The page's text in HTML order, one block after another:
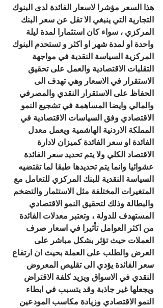
هذا السعر مؤشرا لاسعار الفائدة لدى البنوك
التجارية التي ينبغي الا تقل عن سعر البنك
المركزي ، سواء كان استثمارا لمدة ليلة
واحدة او لمدة شهر او اكثر و تستحدم البنوك
المركزية السياسة النقدية في مواجهة
التقلبات الاقتصادية والعمل على تحقيق
الاستقرار في الاسعار وهي تهدف الى
الحفاظ على الاستقرار النقدي والمصرفي
والمالي وايضا المساهمة في تشجيع النمو
الاقتصادي وفق السياسات الاقتصادية في
المملكة الاردنية الهاشمية ويعمل معدل
الفائدة او سعر الفائدة كميزان لادارة
الاقتصاد الكلي ولا يتم تحديد سعر الفائدة
عشوائيا وانما يتم تحديدها طبقا لما تقتضيه
السياسة النقدية للبنك المركزي للتعامل مع
المتغيرات المختلفة مثل الاستثمار والتضخم
والبطالة وذلك لتحقيق النمو الاقتصادي
المستهدف للدولة ، وتعتبر معدلات الفائدة
من اكثر العوامل تأثيرا في اسعار صرف
العملات حيث تؤثر بشكل مباشر على
العرض والطلب على العملة بحيث ان ارتفاع
سعر الفائدة يؤدي الى تقليص المعروض
النقدي في الاسواق ويزيد كلفة الاقتراض
ويجعلها غير جاذبة وقد يتسبب في ابطاء
النمو الاقتصادي وزيادة مكاسب المودعين